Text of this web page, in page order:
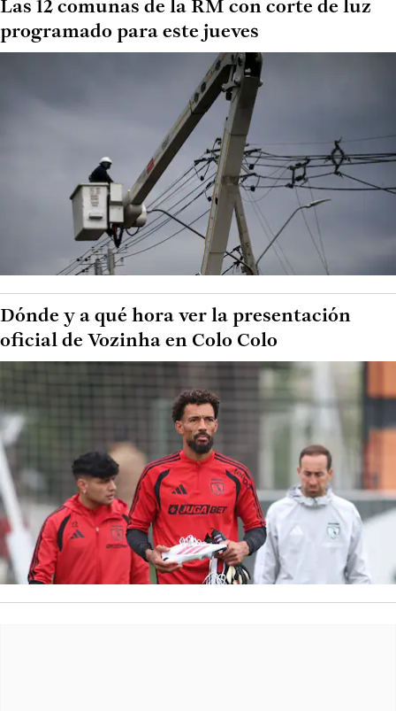
Las 12 comunas de la RM con corte de luz
programado para este jueves
Dónde y a qué hora ver la presentación
oficial de Vozinha en Colo Colo